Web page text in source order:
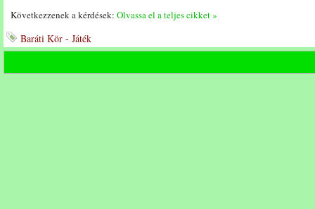
Következzenek a kérdések: Olvassa el a teljes cikket »
Baráti Kör - Játék